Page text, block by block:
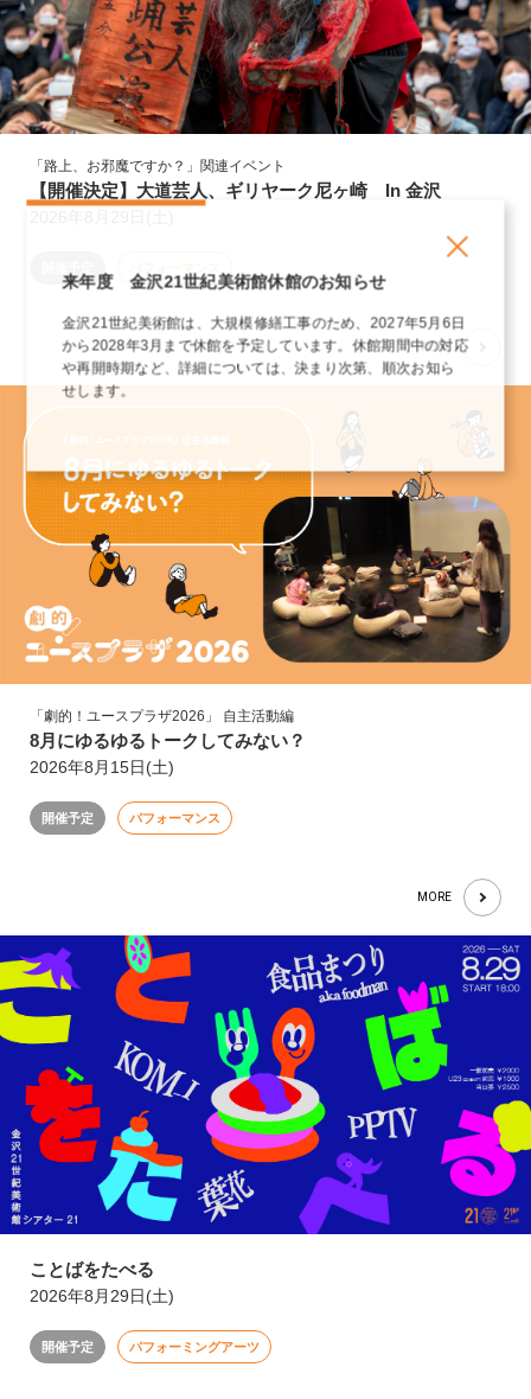
「路上、お邪魔ですか？」関連イベント
【開催決定】大道芸人、ギリヤーク尼ヶ崎 In 金沢
MORE
「劇的！ユースプラザ2026」 自主活動編
8月にゆるゆるトークしてみない？
2026年8月15日(土)
開催予定 パフォーマンス
MORE
ことばをたべる
2026年8月29日(土)
開催予定 パフォーミングアーツ
来年度 金沢21世紀美術館休館のお知らせ
金沢21世紀美術館は、大規模修繕工事のため、2027年5月6日
から2028年3月まで休館を予定しています。休館期間中の対応
や再開時期など、詳細については、決まり次第、順次お知ら
せします。